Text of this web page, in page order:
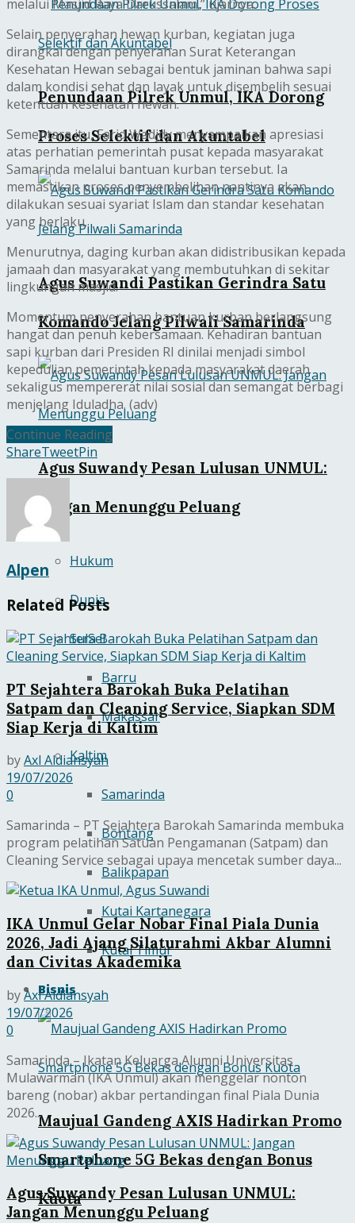
Penundaan Pilrek Unmul, IKA Dorong
Proses Selektif dan Akuntabel
Agus Suwandi Pastikan Gerindra Satu
Komando Jelang Pilwali Samarinda
Agus Suwandy Pesan Lulusan UNMUL:
Jangan Menunggu Peluang
Hukum
Dunia
SulSel
Barru
Makassar
Kaltim
Samarinda
Bontang
Balikpapan
Kutai Kartanegara
Kutai Timur
Bisnis
Maujual Gandeng AXIS Hadirkan Promo
Smartphone 5G Bekas dengan Bonus
Kuota
melalui Masjid Raya Darussalam,” ujarnya.
Selain penyerahan hewan kurban, kegiatan juga
dirangkai dengan penyerahan Surat Keterangan
Kesehatan Hewan sebagai bentuk jaminan bahwa sapi
dalam kondisi sehat dan layak untuk disembelih sesuai
ketentuan kesehatan hewan.
Sementara itu, Farid Wadjdy menyampaikan apresiasi
atas perhatian pemerintah pusat kepada masyarakat
Samarinda melalui bantuan kurban tersebut. Ia
memastikan proses penyembelihan nantinya akan
dilakukan sesuai syariat Islam dan standar kesehatan
yang berlaku.
Menurutnya, daging kurban akan didistribusikan kepada
jamaah dan masyarakat yang membutuhkan di sekitar
lingkungan masjid.
Momentum penyerahan bantuan kurban berlangsung
hangat dan penuh kebersamaan. Kehadiran bantuan
sapi kurban dari Presiden RI dinilai menjadi simbol
kepedulian pemerintah kepada masyarakat daerah
sekaligus mempererat nilai sosial dan semangat berbagi
menjelang Iduladha. (adv)
Continue Reading
ShareTweetPin
Alpen
Related Posts
PT Sejahtera Barokah Buka Pelatihan
Satpam dan Cleaning Service, Siapkan SDM
Siap Kerja di Kaltim
byAxl Aldiansyah
19/07/2026
0
Samarinda – PT Sejahtera Barokah Samarinda membuka
program pelatihan Satuan Pengamanan (Satpam) dan
Cleaning Service sebagai upaya mencetak sumber daya...
IKA Unmul Gelar Nobar Final Piala Dunia
2026, Jadi Ajang Silaturahmi Akbar Alumni
dan Civitas Akademika
byAxl Aldiansyah
19/07/2026
0
Samarinda – Ikatan Keluarga Alumni Universitas
Mulawarman (IKA Unmul) akan menggelar nonton
bareng (nobar) akbar pertandingan final Piala Dunia
2026...
Agus Suwandy Pesan Lulusan UNMUL:
Jangan Menunggu Peluang